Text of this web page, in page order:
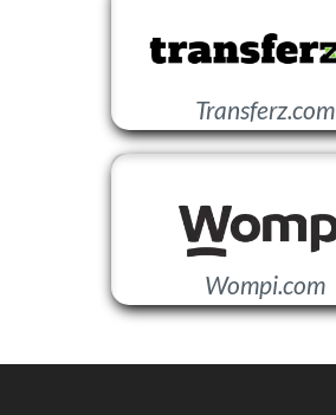
Transferz.com
Wompi.com